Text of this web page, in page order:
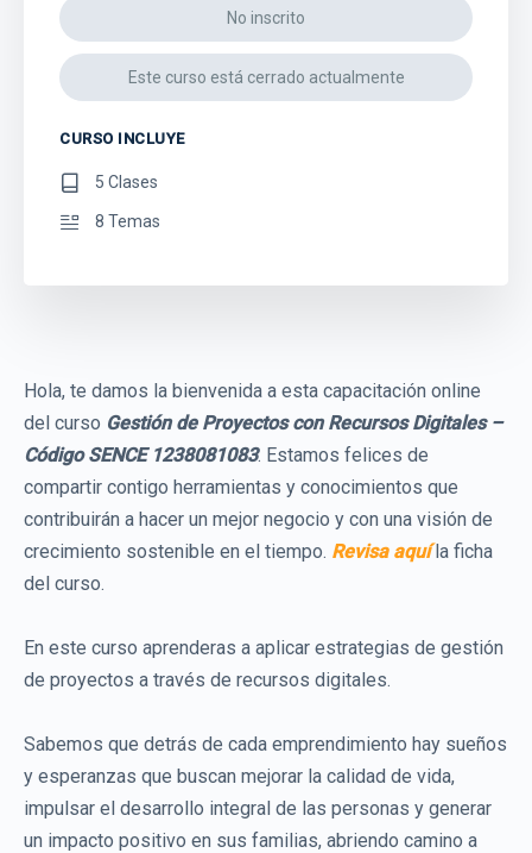
Hola, te damos la bienvenida a esta capacitación online
del curso Gestión de Proyectos con Recursos Digitales –
Código SENCE 1238081083. Estamos felices de
compartir contigo herramientas y conocimientos que
contribuirán a hacer un mejor negocio y con una visión de
crecimiento sostenible en el tiempo. Revisa aquí la ficha
del curso.
En este curso aprenderas a aplicar estrategias de gestión
de proyectos a través de recursos digitales.
Sabemos que detrás de cada emprendimiento hay sueños
y esperanzas que buscan mejorar la calidad de vida,
impulsar el desarrollo integral de las personas y generar
un impacto positivo en sus familias, abriendo camino a
No inscrito
Este curso está cerrado actualmente
CURSO INCLUYE
5 Clases
8 Temas